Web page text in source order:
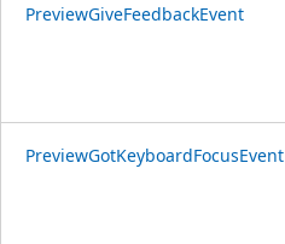
PreviewGiveFeedbackEvent
PreviewGotKeyboardFocusEvent